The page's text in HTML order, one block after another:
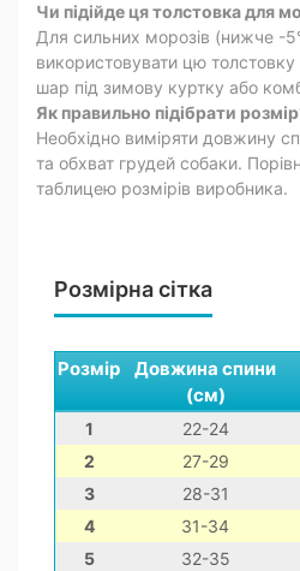
Чи підійде ця толстовка для
Для сильних морозів (нижче -
використовувати цю
шар під зимову куртку або
Як правильно підібрати
Необхідно виміряти довжину
та обхват грудей собаки.
таблицею розмірів виробника.
Розмірна сітка
Розмір
Довжина спини
(см)
1 22-24
2
27-29
3
28-31
4
31-34
5
32-35